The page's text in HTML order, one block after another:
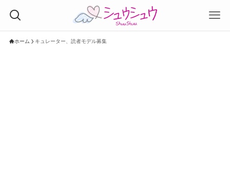
ホーム キュレーター、読者モデル募集